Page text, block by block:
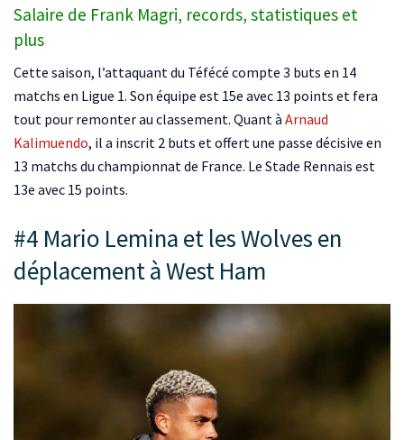
Salaire de Frank Magri, records, statistiques et
plus
Cette saison, l’attaquant du Téfécé compte 3 buts en 14
matchs en Ligue 1. Son équipe est 15e avec 13 points et fera
tout pour remonter au classement. Quant à Arnaud
Kalimuendo, il a inscrit 2 buts et offert une passe décisive en
13 matchs du championnat de France. Le Stade Rennais est
13e avec 15 points.
#4 Mario Lemina et les Wolves en
déplacement à West Ham